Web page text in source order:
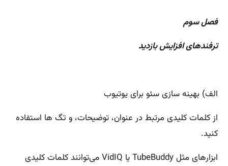
فصل سوم
ترفندهای افزایش بازدید
الف) بهینه سازی سئو برای یوتیوب
از کلمات کلیدی مرتبط در عنوان، توضیحات، و تگ ها استفاده
کنید.
ابزارهای مثل TubeBuddy یا VidIQ می‌توانند کلمات کلیدی